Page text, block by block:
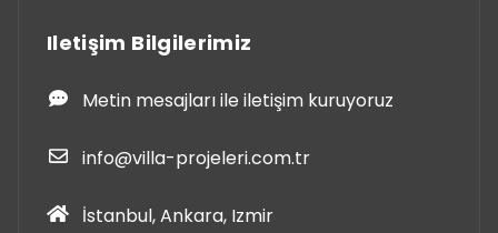
Iletişim Bilgilerimiz
Metin mesajları ile iletişim kuruyoruz
info@villa-projeleri.com.tr
İstanbul, Ankara, Izmir